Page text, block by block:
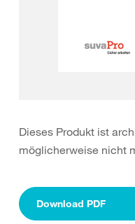
Dieses Produkt ist
möglicherweise nicht
Download PDF